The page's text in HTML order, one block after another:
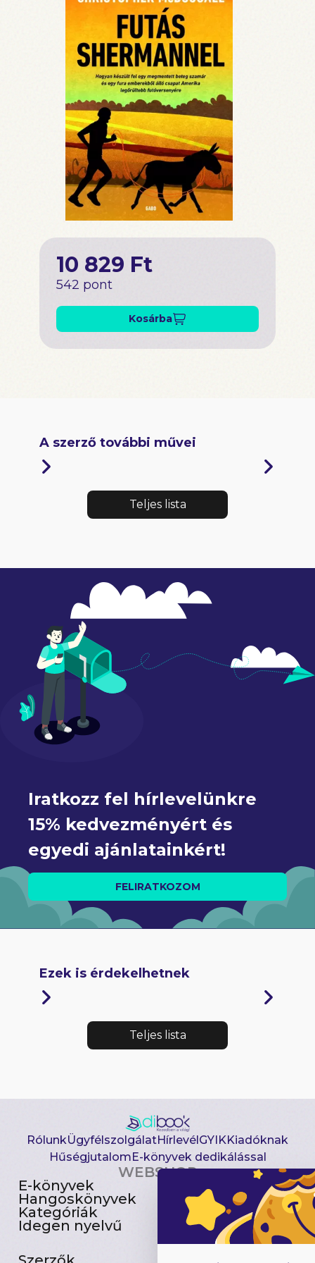
10 829 Ft
542 pont
Kosárba
A szerző további művei
Teljes lista
Iratkozz fel hírlevelünkre
15% kedvezményért és
egyedi ajánlatainkért!
FELIRATKOZOM
Ezek is érdekelhetnek
Teljes lista
RólunkÜgyfélszolgálatHírlevélGYIKKiadóknak
HűségjutalomE-könyvek dedikálással
WEBSHOP
E-könyvek
Hangoskönyvek
Kategóriák
Idegen nyelvű
Csomagajánlatok
Akciósak
Előjegyezhetők
Újdonságok